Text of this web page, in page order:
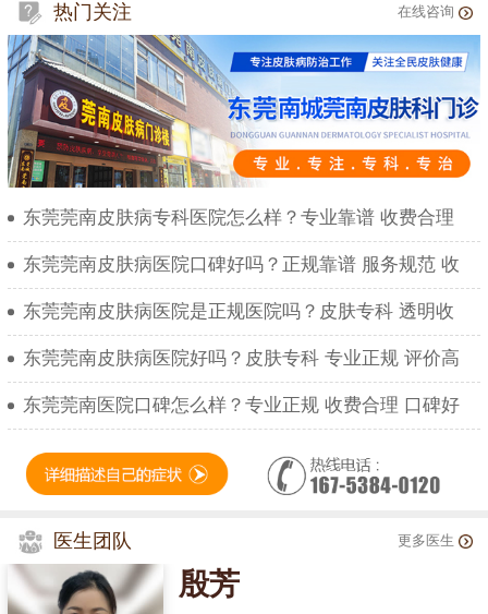
热门关注 在线咨询
东莞莞南皮肤病专科医院怎么样？专业靠谱 收费合理
东莞莞南皮肤病医院口碑好吗？正规靠谱 服务规范 收
东莞莞南皮肤病医院是正规医院吗？皮肤专科 透明收
东莞莞南皮肤病医院好吗？皮肤专科 专业正规 评价高
东莞莞南医院口碑怎么样？专业正规 收费合理 口碑好
医生团队 更多医生
殷芳